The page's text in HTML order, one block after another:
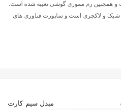
و همچنین رم مموری گوشی تعبیه شده است.
شیک و لاکچری است و ساپورت فناوری های
مبدل سیم کارت